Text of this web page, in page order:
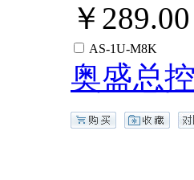
￥289.00
AS-1U-M8K
奥盛总